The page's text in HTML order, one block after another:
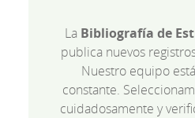
La Bibliografía de
publica nuevos
Nuestro equipo
constante.
cuidadosamente y